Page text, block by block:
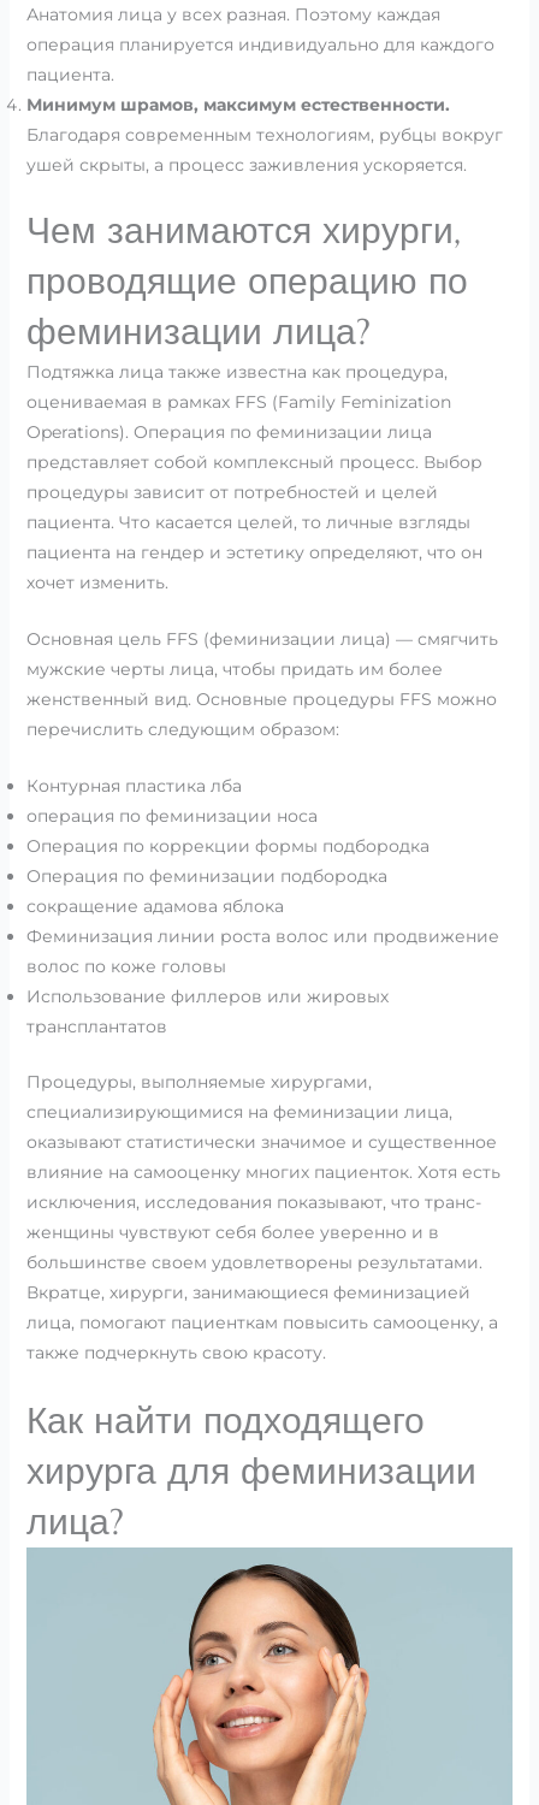
Анатомия лица у всех разная. Поэтому каждая
операция планируется индивидуально для каждого
пациента.
Минимум шрамов, максимум естественности.
Благодаря современным технологиям, рубцы вокруг
ушей скрыты, а процесс заживления ускоряется.
Чем занимаются хирурги,
проводящие операцию по
феминизации лица?
Подтяжка лица также известна как процедура,
оцениваемая в рамках FFS (Family Feminization
Operations). Операция по феминизации лица
представляет собой комплексный процесс. Выбор
процедуры зависит от потребностей и целей
пациента. Что касается целей, то личные взгляды
пациента на гендер и эстетику определяют, что он
хочет изменить.
Основная цель FFS (феминизации лица) — смягчить
мужские черты лица, чтобы придать им более
женственный вид. Основные процедуры FFS можно
перечислить следующим образом:
Контурная пластика лба
операция по феминизации носа
Операция по коррекции формы подбородка
Операция по феминизации подбородка
сокращение адамова яблока
Феминизация линии роста волос или продвижение
волос по коже головы
Использование филлеров или жировых
трансплантатов
Процедуры, выполняемые хирургами,
специализирующимися на феминизации лица,
оказывают статистически значимое и существенное
влияние на самооценку многих пациенток. Хотя есть
исключения, исследования показывают, что транс-
женщины чувствуют себя более уверенно и в
большинстве своем удовлетворены результатами.
Вкратце, хирурги, занимающиеся феминизацией
лица, помогают пациенткам повысить самооценку, а
также подчеркнуть свою красоту.
Как найти подходящего
хирурга для феминизации
лица?